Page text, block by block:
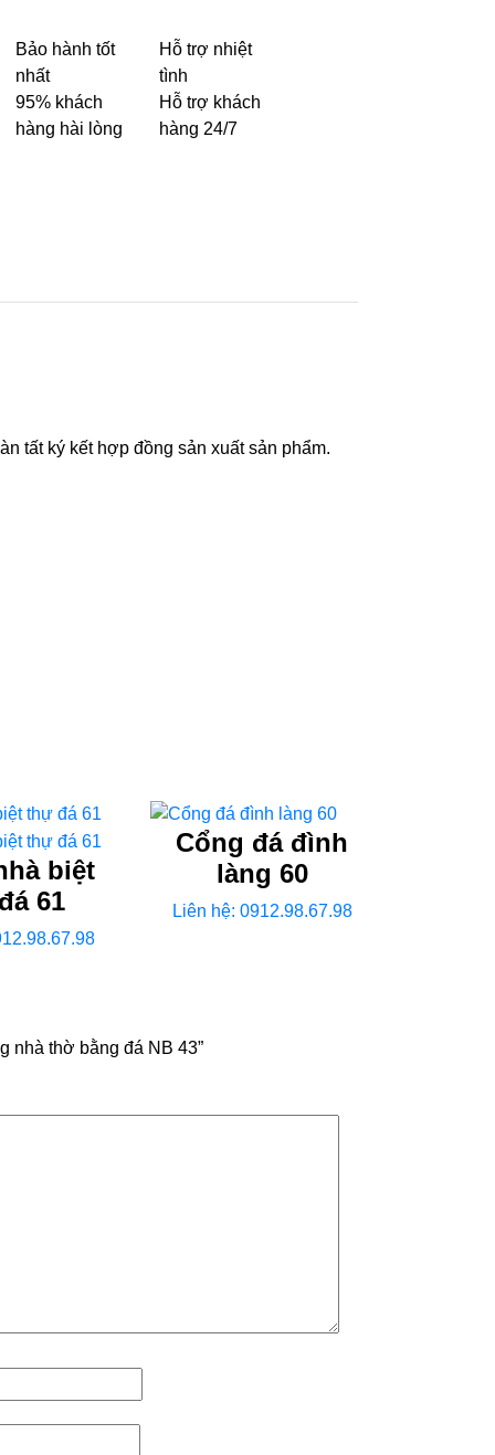
Bảo hành tốt
nhất
95% khách
hàng hài lòng
Hỗ trợ nhiệt
tình
Hỗ trợ khách
hàng 24/7
tất ký kết hợp đồng sản xuất sản phẩm.
biệt
61
Cổng đá đình
làng 60
Liên hệ: 0912.98.67.98
nhà thờ bằng đá NB 43”